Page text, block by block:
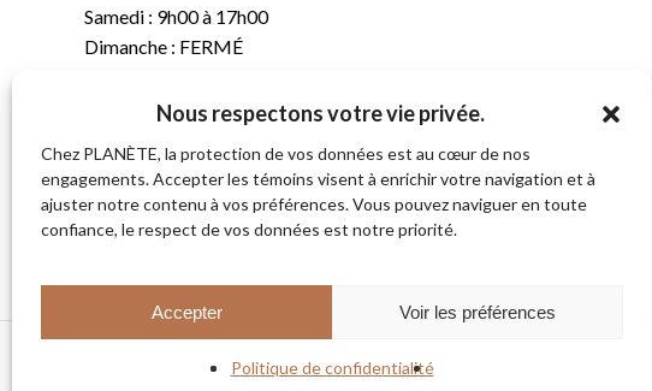
Nous respectons votre vie privée.
Chez PLANÈTE, la protection de vos données est au cœur de nos
engagements. Accepter les témoins visent à enrichir votre navigation et à
ajuster notre contenu à vos préférences. Vous pouvez naviguer en toute
confiance, le respect de vos données est notre priorité.
Accepter Voir les préférences
Politique de confidentialité
Samedi : 9h00 à 17h00
Dimanche : FERMÉ
(819) 843-8356
C. info@planete.co
681, rue Sherbrooke
Magog (Québec)
© 2026 PLANÈTE CYCLE & SKI. Tous droits réservés.